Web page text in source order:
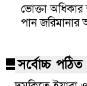
ভোক্তা
পান জরিমানার
সর্বোচ্চ